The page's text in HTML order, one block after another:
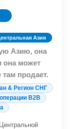
Азия
Азию, она
она может
продает.
& Регион СНГ
B2B